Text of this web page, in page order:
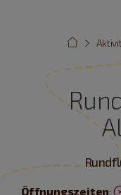
Öffnungszeiten: